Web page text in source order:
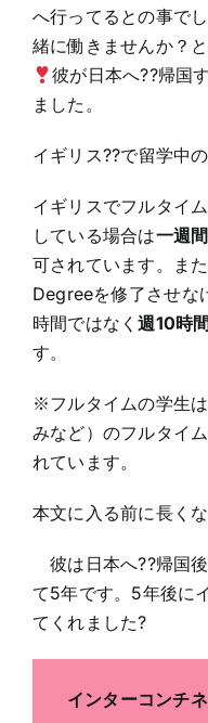
へ行ってるとの事で
緒に働きませんか？
彼が日本へ??帰国
ました。
イギリス??で留学中
イギリスでフルタイ
している場合は一週
可されています。ま
Degreeを修了させな
時間ではなく週10時間
す。
※フルタイムの学生
みなど）のフルタイ
れています。
本文に入る前に長く
彼は日本へ??帰国
て5年です。5年後に
てくれました?
インターコンチ